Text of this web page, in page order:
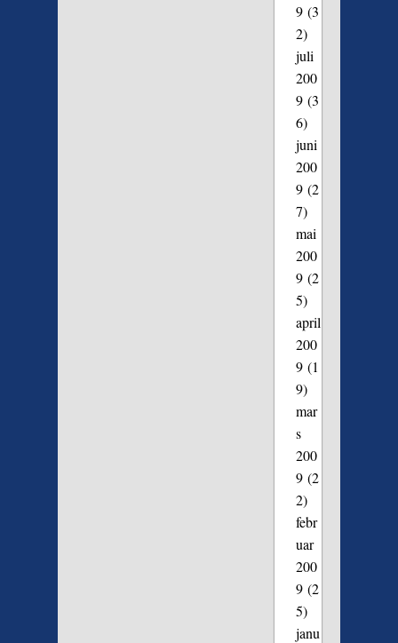
9(3
2)
juli
200
9(3
6)
juni
200
9(2
7)
mai
200
9(2
5)
april
200
9(1
9)
mar
s
200
9(2
2)
febr
uar
200
9(2
5)
janu